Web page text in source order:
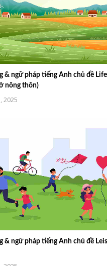
& ngữ pháp tiếng Anh chủ đề
nông thôn)
2025
& ngữ pháp tiếng Anh chủ đề